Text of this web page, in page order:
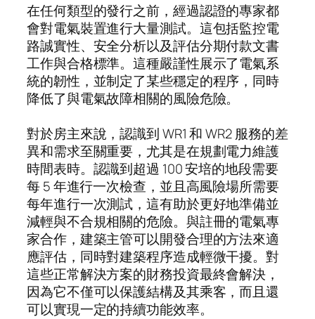
在任何類型的發行之前，經過認證的專家都
會對電氣裝置進行大量測試。這包括監控電
路誠實性、安全分析以及評估分期付款文書
工作與合格標準。這種嚴謹性展示了電氣系
統的韌性，並制定了某些穩定的程序，同時
降低了與電氣故障相關的風險危險。
對於房主來說，認識到 WR1 和 WR2 服務的差
異和需求至關重要，尤其是在規劃電力維護
時間表時。認識到超過 100 安培的地段需要
每 5 年進行一次檢查，並且高風險場所需要
每年進行一次測試，這有助於更好地準備並
減輕與不合規相關的危險。與註冊的電氣專
家合作，建築主管可以開發合理的方法來適
應評估，同時對建築程序造成輕微干擾。對
這些正常解決方案的財務投資最終會解決，
因為它不僅可以保護結構及其乘客，而且還
可以實現一定的持續功能效率。